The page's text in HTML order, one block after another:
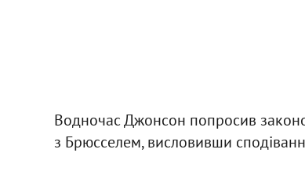
Водночас Джонсон попросив
з Брюсселем, висловивши